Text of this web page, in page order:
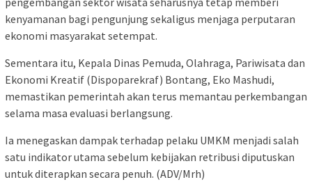
kenyamanan bagi pengunjung sekaligus menjaga perputaran
ekonomi masyarakat setempat.
Sementara itu, Kepala Dinas Pemuda, Olahraga, Pariwisata dan
Ekonomi Kreatif (Dispoparekraf) Bontang, Eko Mashudi,
memastikan pemerintah akan terus memantau perkembangan
selama masa evaluasi berlangsung.
Ia menegaskan dampak terhadap pelaku UMKM menjadi salah
satu indikator utama sebelum kebijakan retribusi diputuskan
untuk diterapkan secara penuh. (ADV/Mrh)